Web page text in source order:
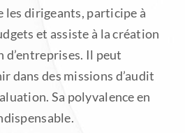
les dirigeants, participe à
et assiste à la création
d’entreprises. Il peut
dans des missions d’audit
Sa polyvalence en